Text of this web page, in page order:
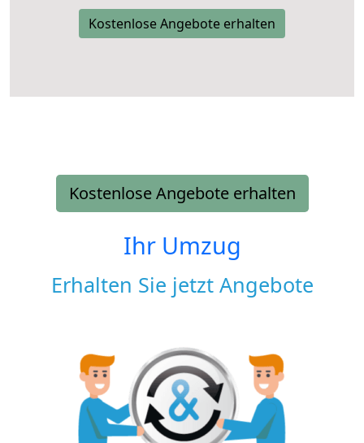
Kostenlose Angebote erhalten
Kostenlose Angebote erhalten
Ihr Umzug
Erhalten Sie jetzt Angebote